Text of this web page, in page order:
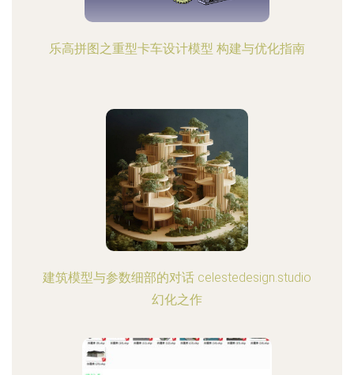
乐高拼图之重型卡车设计模型 构建与优化指南
建筑模型与参数细部的对话 celestedesign.studio
幻化之作